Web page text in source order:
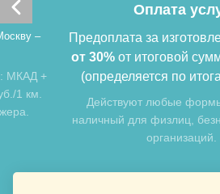
–
МКАД +
1 км.
Оплата
Предоплата за
от 30% от итоговой
(определяется по
Действуют любые
наличный для физлиц,
организаций.